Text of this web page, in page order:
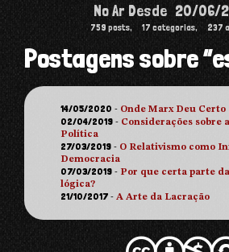
No Ar Desde 20/06/
759 posts, 17 categorias, 237
Postagens sobre
14/05/2020 - Onde Marx Deu Certo
02/04/2019 - Considerações sobre
Política
27/03/2019 - O Relativismo como
Democracia
07/03/2019 - Por que certa parte
lógica?
21/10/2017 -A Arte da Lacração